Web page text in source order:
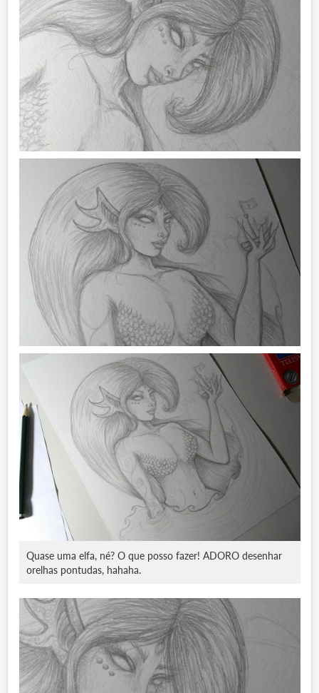
Quase uma elfa, né? O que posso fazer! ADORO desenhar
orelhas pontudas, hahaha.